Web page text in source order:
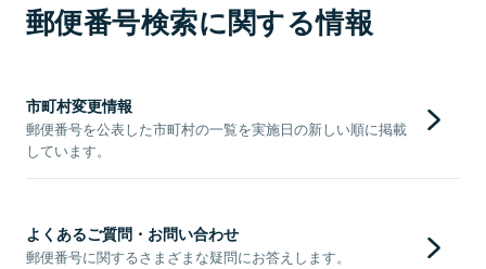
郵便番号検索に関する情報
市町村変更情報
郵便番号を公表した市町村の一覧を実施日の新しい順に掲載
しています。
よくあるご質問・お問い合わせ
郵便番号に関するさまざまな疑問にお答えします。